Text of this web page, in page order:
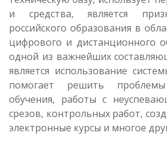
и средства, является
российского образования в
цифрового и дистанционного
одной из важнейших
является использование
помогает решить проблемы
обучения, работы с
срезов, контрольных работ,
электронные курсы и многое